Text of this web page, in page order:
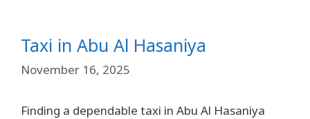
Taxi in Abu Al Hasaniya
November 16, 2025
Finding a dependable taxi in Abu Al Hasaniya